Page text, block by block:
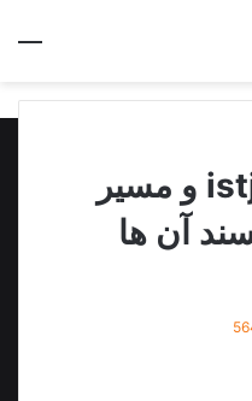
بررسی شخصیت istj و مسیر
آن ها